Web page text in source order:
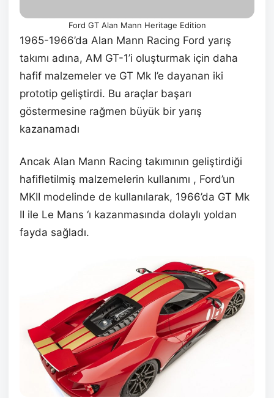
Ford GT Alan Mann Heritage Edition
1965-1966’da Alan Mann Racing Ford yarış
takımı adına, AM GT-1’i oluşturmak için daha
hafif malzemeler ve GT Mk I’e dayanan iki
prototip geliştirdi. Bu araçlar başarı
göstermesine rağmen büyük bir yarış
kazanamadı
Ancak Alan Mann Racing takımının geliştirdiği
hafifletilmiş malzemelerin kullanımı , Ford’un
MKII modelinde de kullanılarak, 1966’da GT Mk
II ile Le Mans ‘ı kazanmasında dolaylı yoldan
fayda sağladı.